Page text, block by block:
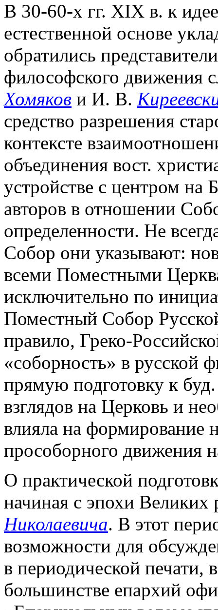
В 30-60-х гг. XIX в. к
естественной основе
обратились
философского движения
Хомяков и И. В.
средство разрешения
контексте
объединения вост.
устройстве с центром
авторов в отношении
определенности. Не
Собор они указывают:
всеми Поместными
исключительно по
Поместный Собор
правило, Греко-
«соборность» в русской
прямую подготовку к
взглядов на Церковь и
влияла на формирование
прособорного движения
О практической
начиная с эпохи
Николаевича. В этот
возможности для
в периодической печати,
большинстве епархий